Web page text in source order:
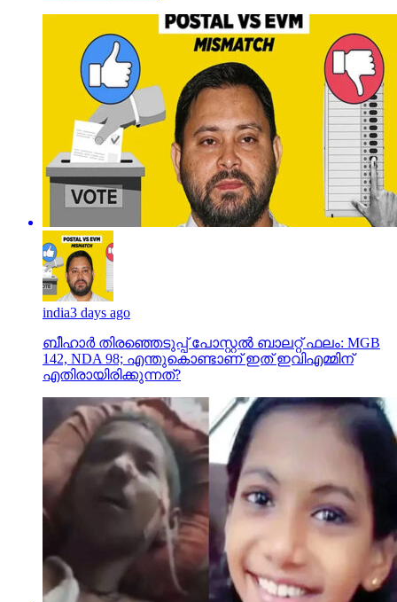
india3 days ago
ബീഹാർ തിരഞ്ഞെടുപ്പ് പോസ്റ്റൽ ബാലറ്റ് ഫലം: MGB
142, NDA 98; എന്തുകൊണ്ടാണ് ഇത് ഇവിഎമ്മിന്
എതിരായിരിക്കുന്നത്?